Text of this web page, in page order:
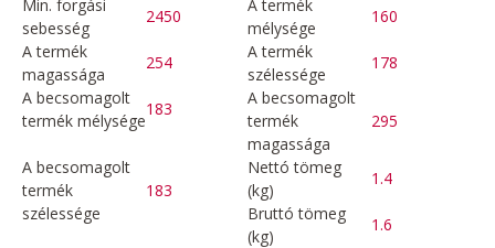
Min. forgási
sebesség
2450
A termék
mélysége
160
A termék
magassága
254
A termék
szélessége
178
A becsomagolt
termék mélysége
183
A becsomagolt
termék
magassága
295
A becsomagolt
termék
szélessége
183
Nettó tömeg
(kg)
1.4
Bruttó tömeg
(kg)
1.6